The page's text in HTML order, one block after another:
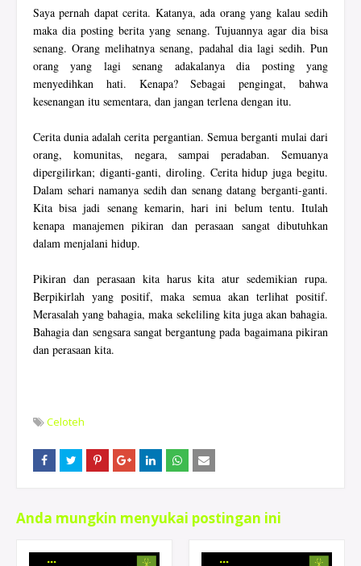
Saya pernah dapat cerita. Katanya, ada orang yang kalau sedih
maka dia posting berita yang senang. Tujuannya agar dia bisa
senang. Orang melihatnya senang, padahal dia lagi sedih. Pun
orang yang lagi senang adakalanya dia posting yang
menyedihkan hati. Kenapa? Sebagai pengingat, bahwa
kesenangan itu sementara, dan jangan terlena dengan itu.
Cerita dunia adalah cerita pergantian. Semua berganti mulai dari
orang, komunitas, negara, sampai peradaban. Semuanya
dipergilirkan; diganti-ganti, diroling. Cerita hidup juga begitu.
Dalam sehari namanya sedih dan senang datang berganti-ganti.
Kita bisa jadi senang kemarin, hari ini belum tentu. Itulah
kenapa manajemen pikiran dan perasaan sangat dibutuhkan
dalam menjalani hidup.
Pikiran dan perasaan kita harus kita atur sedemikian rupa.
Berpikirlah yang positif, maka semua akan terlihat positif.
Merasalah yang bahagia, maka sekeliling kita juga akan bahagia.
Bahagia dan sengsara sangat bergantung pada bagaimana pikiran
dan perasaan kita.
Celoteh
Anda mungkin menyukai postingan ini